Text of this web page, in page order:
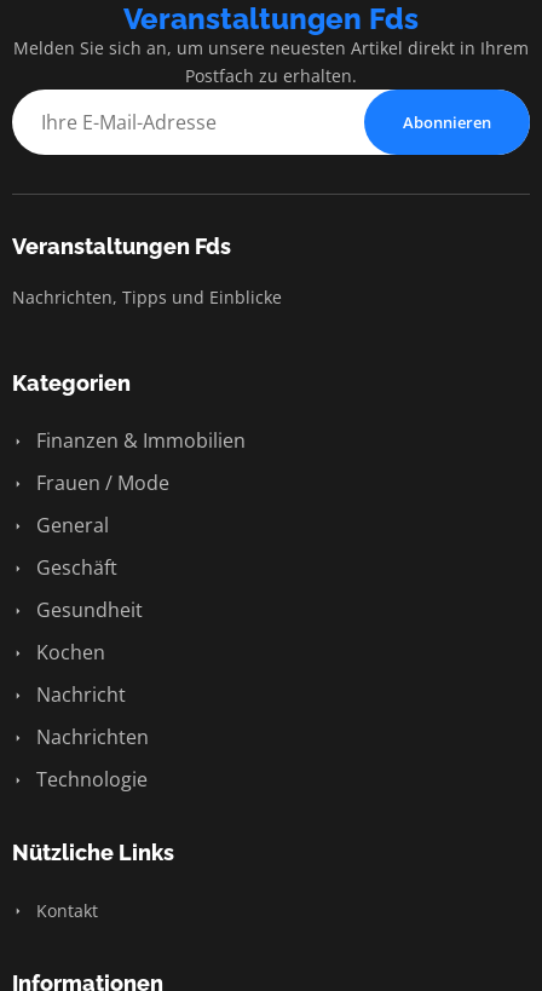
Veranstaltungen Fds
Melden Sie sich an, um unsere neuesten Artikel direkt in Ihrem
Postfach zu erhalten.
Abonnieren
Veranstaltungen Fds
Nachrichten, Tipps und Einblicke
Kategorien
Finanzen & Immobilien
Frauen / Mode
General
Geschäft
Gesundheit
Kochen
Nachricht
Nachrichten
Technologie
Nützliche Links
Kontakt
Informationen